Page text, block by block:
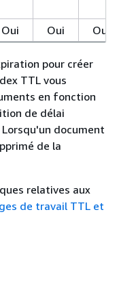
Oui Oui Oui
pour créer
TTL vous
en fonction
de délai
document
de la
relatives aux
de travail TTL et